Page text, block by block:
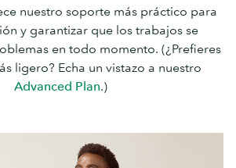
nuestro soporte más práctico para
y garantizar que los trabajos se
en todo momento. (¿Prefieres
ligero? Echa un vistazo a nuestro
Advanced Plan.)